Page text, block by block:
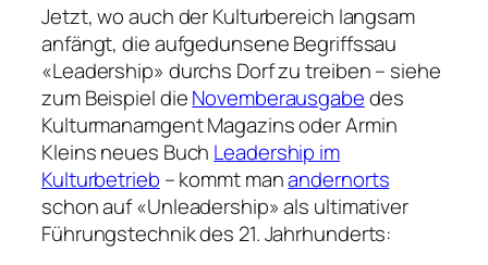
Jetzt, wo auch der Kulturbereich langsam
anfängt, die aufgedunsene Begriffssau
«Leadership» durchs Dorf zu treiben – siehe
zum Beispiel dieNovemberausgabedes
Kulturmanamgent Magazins oder Armin
Kleins neues Buch Leadership im
Kulturbetrieb – kommt manandernorts
schon auf «Unleadership» als ultimativer
Führungstechnik des 21. Jahrhunderts: